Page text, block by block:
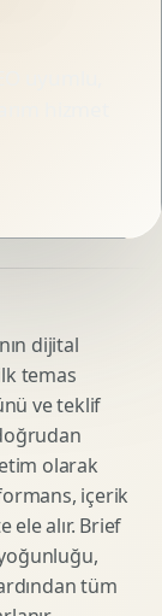
uyumlu,
hizmet
dijital
temas
ve teklif
olarak
içerik
alır. Brief
tüm